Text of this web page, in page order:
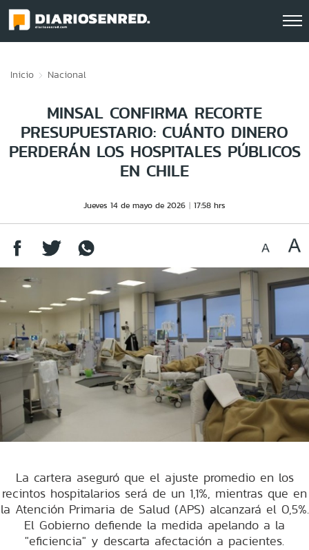
Inicio Nacional
MINSAL CONFIRMA RECORTE
PRESUPUESTARIO: CUÁNTO DINERO
PERDERÁN LOS HOSPITALES PÚBLICOS
EN CHILE
Jueves 14 de mayo de 2026 17:58 hrs
La cartera aseguró que el ajuste promedio en los
recintos hospitalarios será de un 1,1%, mientras que en
la Atención Primaria de Salud (APS) alcanzará el 0,5%.
El Gobierno defiende la medida apelando a la
"eficiencia" y descarta afectación a pacientes.